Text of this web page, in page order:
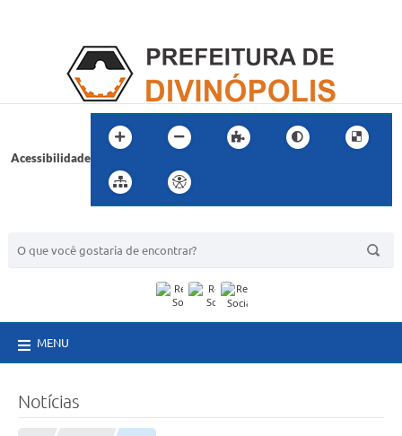
Acessibilidade
MENU
Notícias